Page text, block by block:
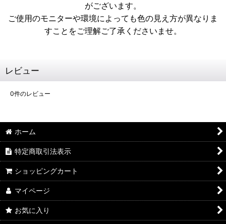
がございます。
ご使用のモニターや環境によっても色の見え方が異なりま
すことをご理解ご了承くださいませ。
レビュー
0件のレビュー
ホーム
特定商取引法表示
ショッピングカート
マイページ
お気に入り